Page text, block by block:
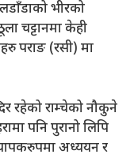
भीरको
चट्टानमा केही
पराङ (रसी) मा
रहेको राम्चेको नौकुने
पनि पुरानो लिपि
अध्ययन र